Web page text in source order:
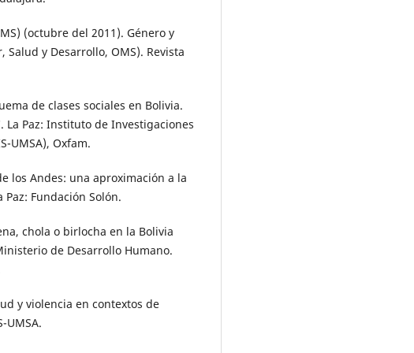
(octubre del 2011). Género y
y Desarrollo, OMS). Revista
de clases sociales en Bolivia.
Paz: Instituto de Investigaciones
UMSA), Oxfam.
los Andes: una aproximación a la
Fundación Solón.
chola o birlocha en la Bolivia
de Desarrollo Humano.
y violencia en contextos de
UMSA.